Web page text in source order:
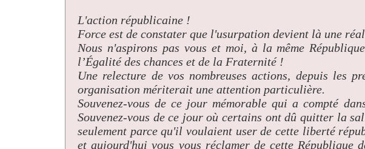
L'action républicaine !
Force est de constater que l'usurpation devient là une
Nous n'aspirons pas vous et moi, à la même
l’Égalité des chances et de la Fraternité !
Une relecture de vos nombreuses actions, depuis les
organisation mériterait une attention particulière.
Souvenez-vous de ce jour mémorable qui a compté
Souvenez-vous de ce jour où certains ont dû quitter la
seulement parce qu'il voulaient user de cette liberté
et aujourd'hui vous vous réclamer de cette République